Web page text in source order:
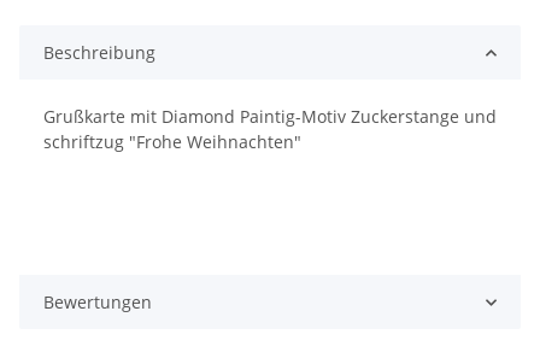
Beschreibung
Grußkarte mit Diamond Paintig-Motiv Zuckerstange und
schriftzug "Frohe Weihnachten"
Bewertungen